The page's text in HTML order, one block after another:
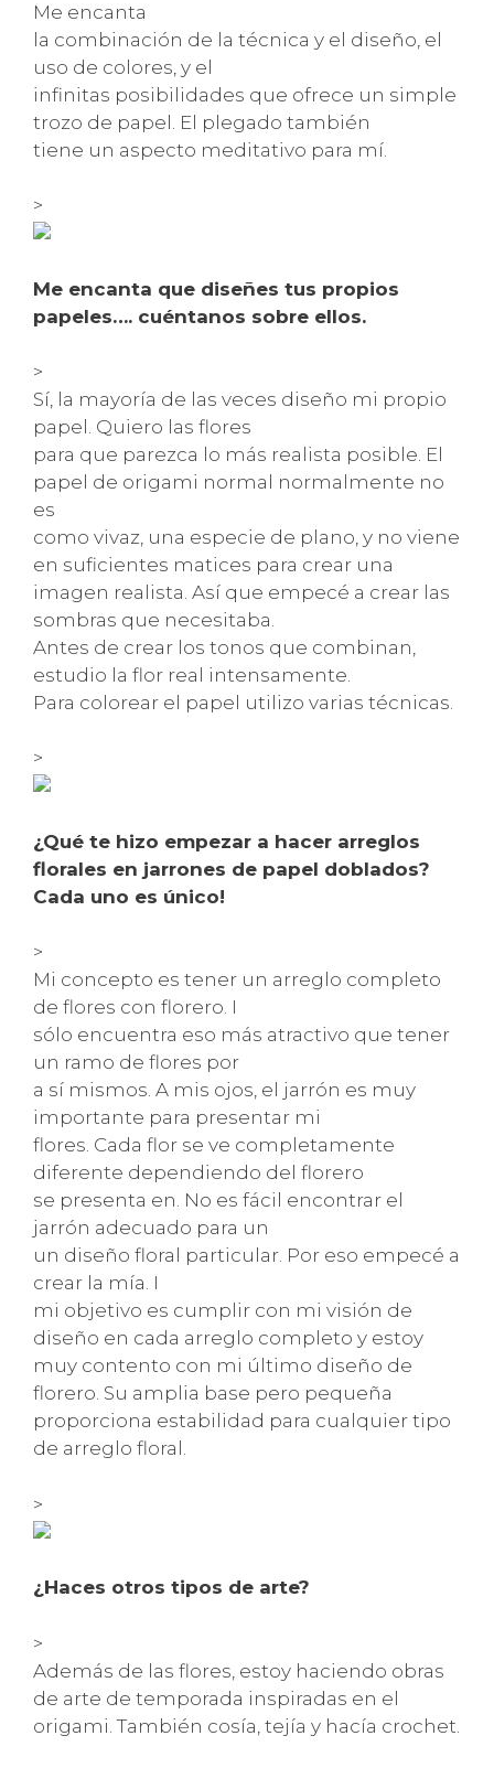
Me encanta
la combinación de la técnica y el diseño, el
uso de colores, y el
infinitas posibilidades que ofrece un simple
trozo de papel. El plegado también
tiene un aspecto meditativo para mí.
>
Me encanta que diseñes tus propios
papeles…. cuéntanos sobre ellos.
>
Sí, la mayoría de las veces diseño mi propio
papel. Quiero las flores
para que parezca lo más realista posible. El
papel de origami normal normalmente no
es
como vivaz, una especie de plano, y no viene
en suficientes matices para crear una
imagen realista. Así que empecé a crear las
sombras que necesitaba.
Antes de crear los tonos que combinan,
estudio la flor real intensamente.
Para colorear el papel utilizo varias técnicas.
>
¿Qué te hizo empezar a hacer arreglos
florales en jarrones de papel doblados?
Cada uno es único!
>
Mi concepto es tener un arreglo completo
de flores con florero. I
sólo encuentra eso más atractivo que tener
un ramo de flores por
a sí mismos. A mis ojos, el jarrón es muy
importante para presentar mi
flores. Cada flor se ve completamente
diferente dependiendo del florero
se presenta en. No es fácil encontrar el
jarrón adecuado para un
un diseño floral particular. Por eso empecé a
crear la mía. I
mi objetivo es cumplir con mi visión de
diseño en cada arreglo completo y estoy
muy contento con mi último diseño de
florero. Su amplia base pero pequeña
proporciona estabilidad para cualquier tipo
de arreglo floral.
>
¿Haces otros tipos de arte?
>
Además de las flores, estoy haciendo obras
de arte de temporada inspiradas en el
origami. También cosía, tejía y hacía crochet.